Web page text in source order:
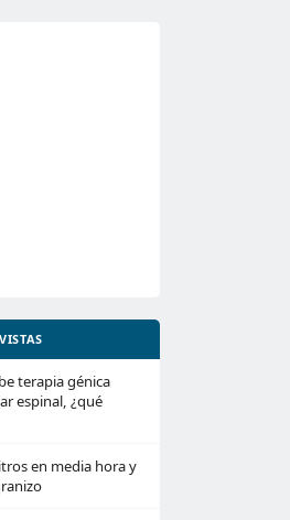
terapia génica
espinal, ¿qué
en media hora y